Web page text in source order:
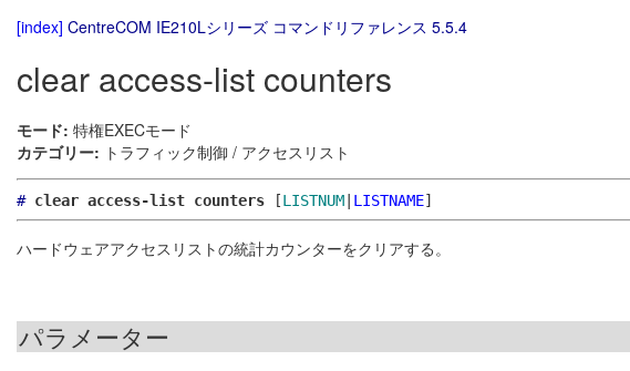
[index] CentreCOM IE210Lシリーズ コマンドリファレンス 5.5.4
clear access-list counters
モード: 特権EXECモード
カテゴリー: トラフィック制御 / アクセスリスト
# clear access-list counters [LISTNUM LISTNAME]
ハードウェアアクセスリストの統計カウンターをクリアする。
パラメーター